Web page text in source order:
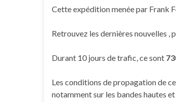
Cette expédition menée par Frank
Retrouvez les dernières nouvelles ,
Durant 10 jours de trafic, ce sont
Les conditions de propagation de
notamment sur les bandes hautes